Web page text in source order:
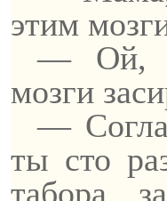
этим
— Ой,
мозги
—
ты сто
табора,